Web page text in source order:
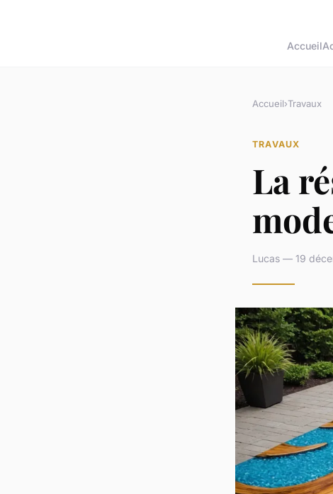
Accueil
Accueil›Travaux
TRAVAUX
La
Lucas — 19